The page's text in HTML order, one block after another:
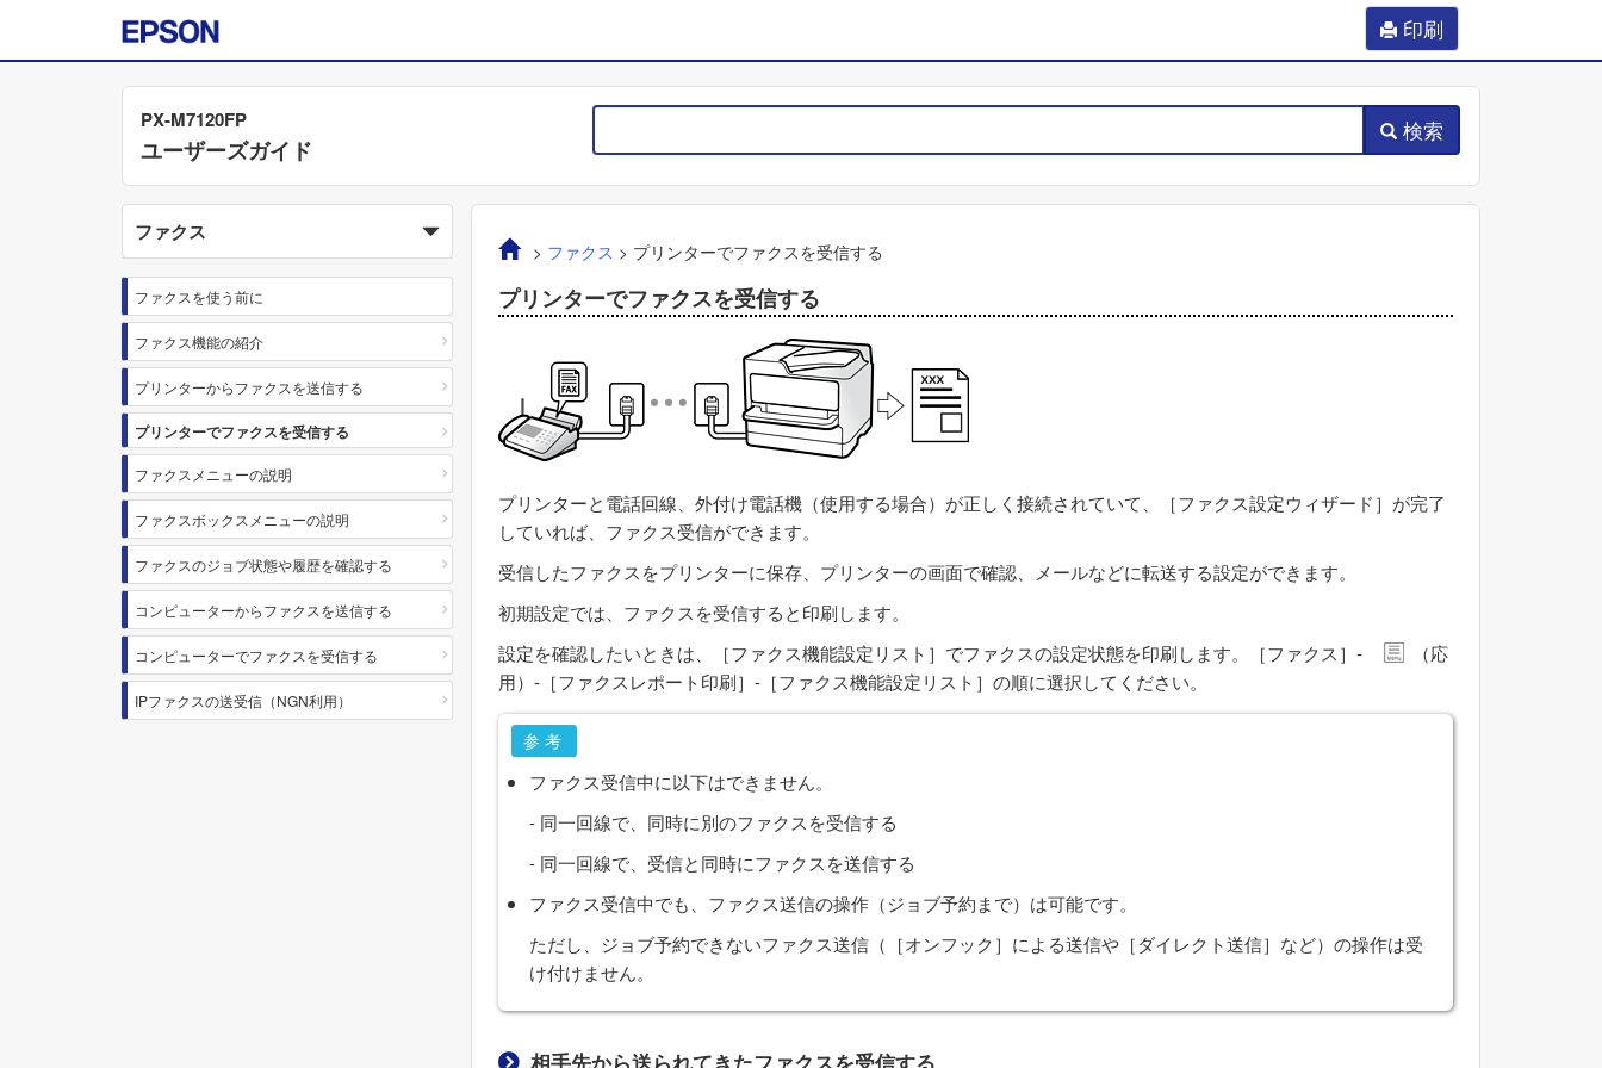
印刷
PX-M7120FP
ユーザーズガイド
検索
ファクス
ファクスを使う前に
ファクス機能の紹介
プリンターからファクスを送信する
プリンターでファクスを受信する
ファクスメニューの説明
ファクスボックスメニューの説明
ファクスのジョブ状態や履歴を確認する
コンピューターからファクスを送信する
コンピューターでファクスを受信する
IPファクスの送受信（NGN利用）
> ファクス > プリンターでファクスを受信する
プリンターでファクスを受信する
プリンターと電話回線、外付け電話機（使用する場合）が正しく接続されていて、［ファクス設定ウィザード］が完了
していれば、ファクス受信ができます。
受信したファクスをプリンターに保存、プリンターの画面で確認、メールなどに転送する設定ができます。
初期設定では、ファクスを受信すると印刷します。
設定を確認したいときは、［ファクス機能設定リスト ］でファクスの設定状態を印刷します。［ファクス］- （応
用）-［ファクスレポート印刷］-［ファクス機能設定リスト ］の順に選択してください。
参考
ファクス受信中に以下はできません。
- 同一回線で、同時に別のファクスを受信する
- 同一回線で、受信と同時にファクスを送信する
ファクス受信中でも、ファクス送信の操作（ジョブ予約まで）は可能です。
ただし、ジョブ予約できないファクス送信（［オンフック］による送信や［ダイレクト送信］など）の操作は受
け付けません。
相手先から送られてきたファクスを受信する